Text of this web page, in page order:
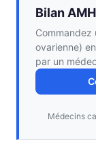
Bilan AMH
Commandez
ovarienne)
par un
Médecins